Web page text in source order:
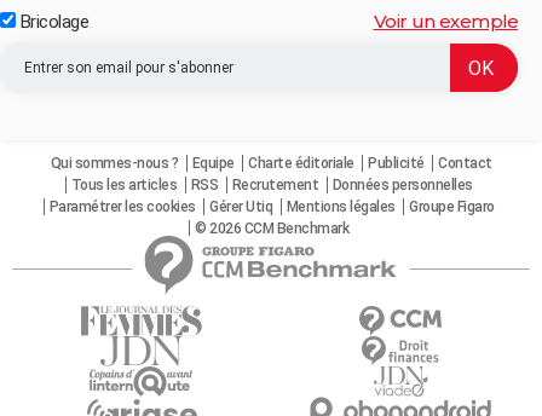
Bricolage Voir un exemple
Qui sommes-nous ? Equipe Charte éditoriale Publicité
Contact
Tous les articles
RSS Recrutement
Données personnelles
Paramétrer les cookies
Gérer Utiq Mentions légales
Groupe Figaro
© 2026 CCM Benchmark